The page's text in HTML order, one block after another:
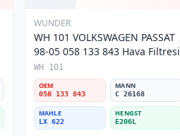
WUNDER
WH 101 VOLKSWAGEN PASSAT
98-05 058 133 843 Hava Filtresi
WH 101
OEM
058 133 843
MANN
C 26168
MAHLE
LX 622
HENGST
E206L